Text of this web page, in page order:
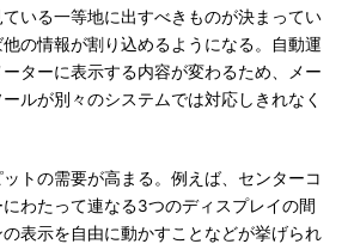
いる一等地に出すべきものが決まってい
の情報が割り込めるようになる。自動運
ターに表示する内容が変わるため、メー
ルが別々のシステムでは対応しきれなく
トの需要が高まる。例えば、センターコ
わたって連なる3つのディスプレイの間
表示を自由に動かすことなどが挙げられ